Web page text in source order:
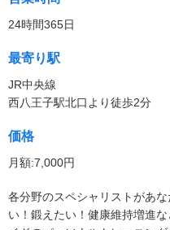
24時間365日
最寄り駅
JR中央線
西八王子駅北口より徒歩2分
価格
月額:7,000円
各分野のスペシャリストがあ
い！鍛えたい！健康維持増進